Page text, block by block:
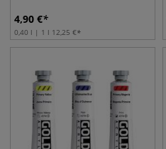
4,90 €
0,40 l | 1 l 12,25 €